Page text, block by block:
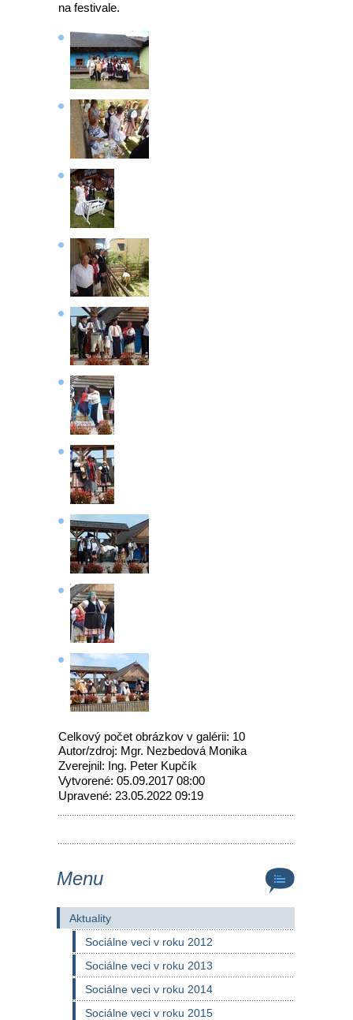
na festivale.
Celkový počet obrázkov v galérii: 10
Autor/zdroj: Mgr. Nezbedová Monika
Zverejnil: Ing. Peter Kupčík
Vytvorené: 05.09.2017 08:00
Upravené: 23.05.2022 09:19
Menu
Aktuality
Sociálne veci v roku 2012
Sociálne veci v roku 2013
Sociálne veci v roku 2014
Sociálne veci v roku 2015